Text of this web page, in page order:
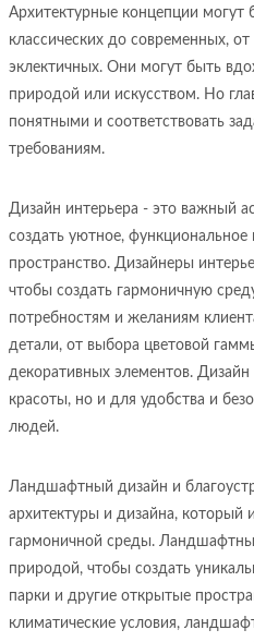
Архитектурные концепции могут
классических до современных,
эклектичных. Они могут быть
природой или искусством. Но
понятными и соответствовать
требованиям.
Дизайн интерьера - это важный
создать уютное, функциональное
пространство. Дизайнеры
чтобы создать гармоничную
потребностям и желаниям
детали, от выбора цветовой
декоративных элементов.
красоты, но и для удобства и
людей.
Ландшафтный дизайн и
архитектуры и дизайна, который
гармоничной среды.
природой, чтобы создать
парки и другие открытые
климатические условия,